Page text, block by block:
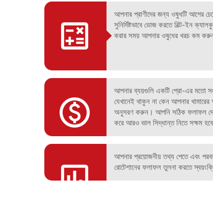
আপনার প্রাণীদের জন্য ওষুধটি আগের
সুনির্দিষ্টভাবে ডোজ করতে বিল্ট-ইন
করার সময় আপনার ওষুধের খরচ কম
আপনার ব্যয়গুলি একটি প্রো-এর মতো
যেখানেই থাকুন না কেন আপনার
অনুসরণ করুন। আপনি সঠিক ফলাফল
করে আরও ভাল সিদ্ধান্ত নিতে সক্ষম
আপনার প্রয়োজনীয় তথ্য পেতে এবং
রোটেশানের ফলাফল তুলনা করতে